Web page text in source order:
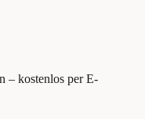
– kostenlos per E-